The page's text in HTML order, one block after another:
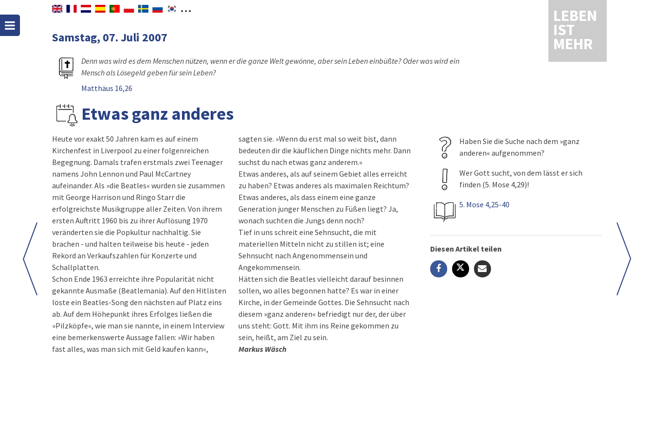
LEBEN
IST
MEHR
Samstag, 07. Juli 2007
Denn was wird es dem Menschen nützen, wenn er die ganze Welt gewönne, aber sein Leben einbüßte? Oder was wird ein
Mensch als Lösegeld geben für sein Leben?
Matthäus 16,26
Etwas ganz anderes
Heute vor exakt 50 Jahren kam es auf einem
Kirchenfest in Liverpool zu einer folgenreichen
Begegnung. Damals trafen erstmals zwei Teenager
namens John Lennon und Paul McCartney
aufeinander. Als »die Beatles« wurden sie zusammen
mit George Harrison und Ringo Starr die
erfolgreichste Musikgruppe aller Zeiten. Von ihrem
ersten Auftritt 1960 bis zu ihrer Auflösung 1970
veränderten sie die Popkultur nachhaltig. Sie
brachen - und halten teilweise bis heute - jeden
Rekord an Verkaufszahlen für Konzerte und
Schallplatten.
Schon Ende 1963 erreichte ihre Popularität nicht
gekannte Ausmaße (Beatlemania). Auf den Hitlisten
löste ein Beatles-Song den nächsten auf Platz eins
ab. Auf dem Höhepunkt ihres Erfolges ließen die
»Pilzköpfe«, wie man sie nannte, in einem Interview
eine bemerkenswerte Aussage fallen: »Wir haben
fast alles, was man sich mit Geld kaufen kann«,
sagten sie. »Wenn du erst mal so weit bist, dann
bedeuten dir die käuflichen Dinge nichts mehr. Dann
suchst du nach etwas ganz anderem.«
Etwas anderes, als auf seinem Gebiet alles erreicht
zu haben? Etwas anderes als maximalen Reichtum?
Etwas anderes, als dass einem eine ganze
Generation junger Menschen zu Füßen liegt? Ja,
wonach suchten die Jungs denn noch?
Tief in uns schreit eine Sehnsucht, die mit
materiellen Mitteln nicht zu stillen ist; eine
Sehnsucht nach Angenommensein und
Angekommensein.
Hätten sich die Beatles vielleicht darauf besinnen
sollen, wo alles begonnen hatte? Es war in einer
Kirche, in der Gemeinde Gottes. Die Sehnsucht nach
diesem »ganz anderen« befriedigt nur der, der über
uns steht: Gott. Mit ihm ins Reine gekommen zu
sein, heißt, am Ziel zu sein.
Markus Wäsch
Haben Sie die Suche nach dem »ganz
anderen« aufgenommen?
Wer Gott sucht, von dem lässt er sich
finden (5. Mose 4,29)!
5. Mose 4,25-40
Diesen Artikel teilen